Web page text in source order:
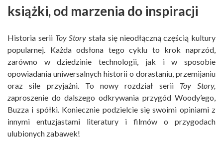
książki, od marzenia do inspiracji
Historia serii Toy Story stała się nieodłączną częścią kultury
popularnej. Każda odsłona tego cyklu to krok naprzód,
zarówno w dziedzinie technologii, jak i w sposobie
opowiadania uniwersalnych historii o dorastaniu, przemijaniu
oraz sile przyjaźni. To nowy rozdział serii Toy Story,
zaproszenie do dalszego odkrywania przygód Woody’ego,
Buzza i spółki. Koniecznie podzielcie się swoimi opiniami z
innymi entuzjastami literatury i filmów o przygodach
ulubionych zabawek!